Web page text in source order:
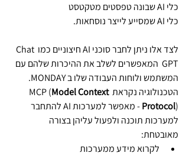
כלי AI שבונה טפסטים מטקטסט
כלי AI שמסייע לייצר נוסחאות.
לצד אלו ניתן לחבר סוכני AI חיצוניים כמו Chat
GPT  המאפשרים לשלב את ההיכרות שלהם עם
המשתמש ולוחות העבודה שלו ב MONDAY.
הטכנולוגיה נקראת MCP ( Model Context
Protocol
) - מאפשר למערכות AI להתחבר
למערכות תוכנה ולפעול עליהן בצורה
מאובטחת:
לקרוא מידע ממערכות